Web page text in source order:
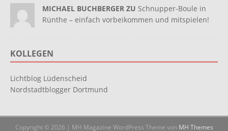
MICHAEL BUCHBERGER ZU Schnupper-Boule in
Rünthe – einfach vorbeikommen und mitspielen!
KOLLEGEN
Lichtblog Lüdenscheid
Nordstadtblogger Dortmund
Copyright © 2026 | MH Magazine WordPress Theme von MH Themes